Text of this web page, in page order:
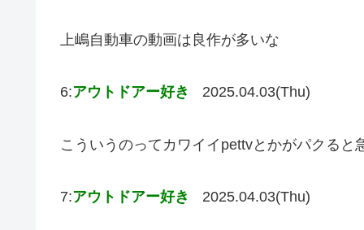
上嶋自動車の動画は良作が多いな
6:アウトドアー好き 2025.04.03(Thu)
こういうのってカワイイpettvとかがパクると
7:アウトドアー好き 2025.04.03(Thu)